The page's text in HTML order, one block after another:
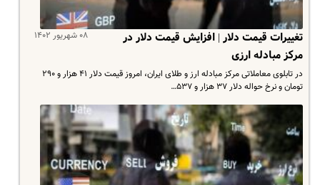
۰۸ شهریور ۱۴۰۲
تغییرات قیمت دلار | افزایش قیمت دلار در
مرکز مبادله ارزی
در تابلوی معاملاتی مرکز مبادله ارز و طلای ایران، امروز قیمت دلار ۴۱ هزار و ۲۹۰
تومان و نرخ حواله دلار ۳۷ هزار و ۵۳۷…